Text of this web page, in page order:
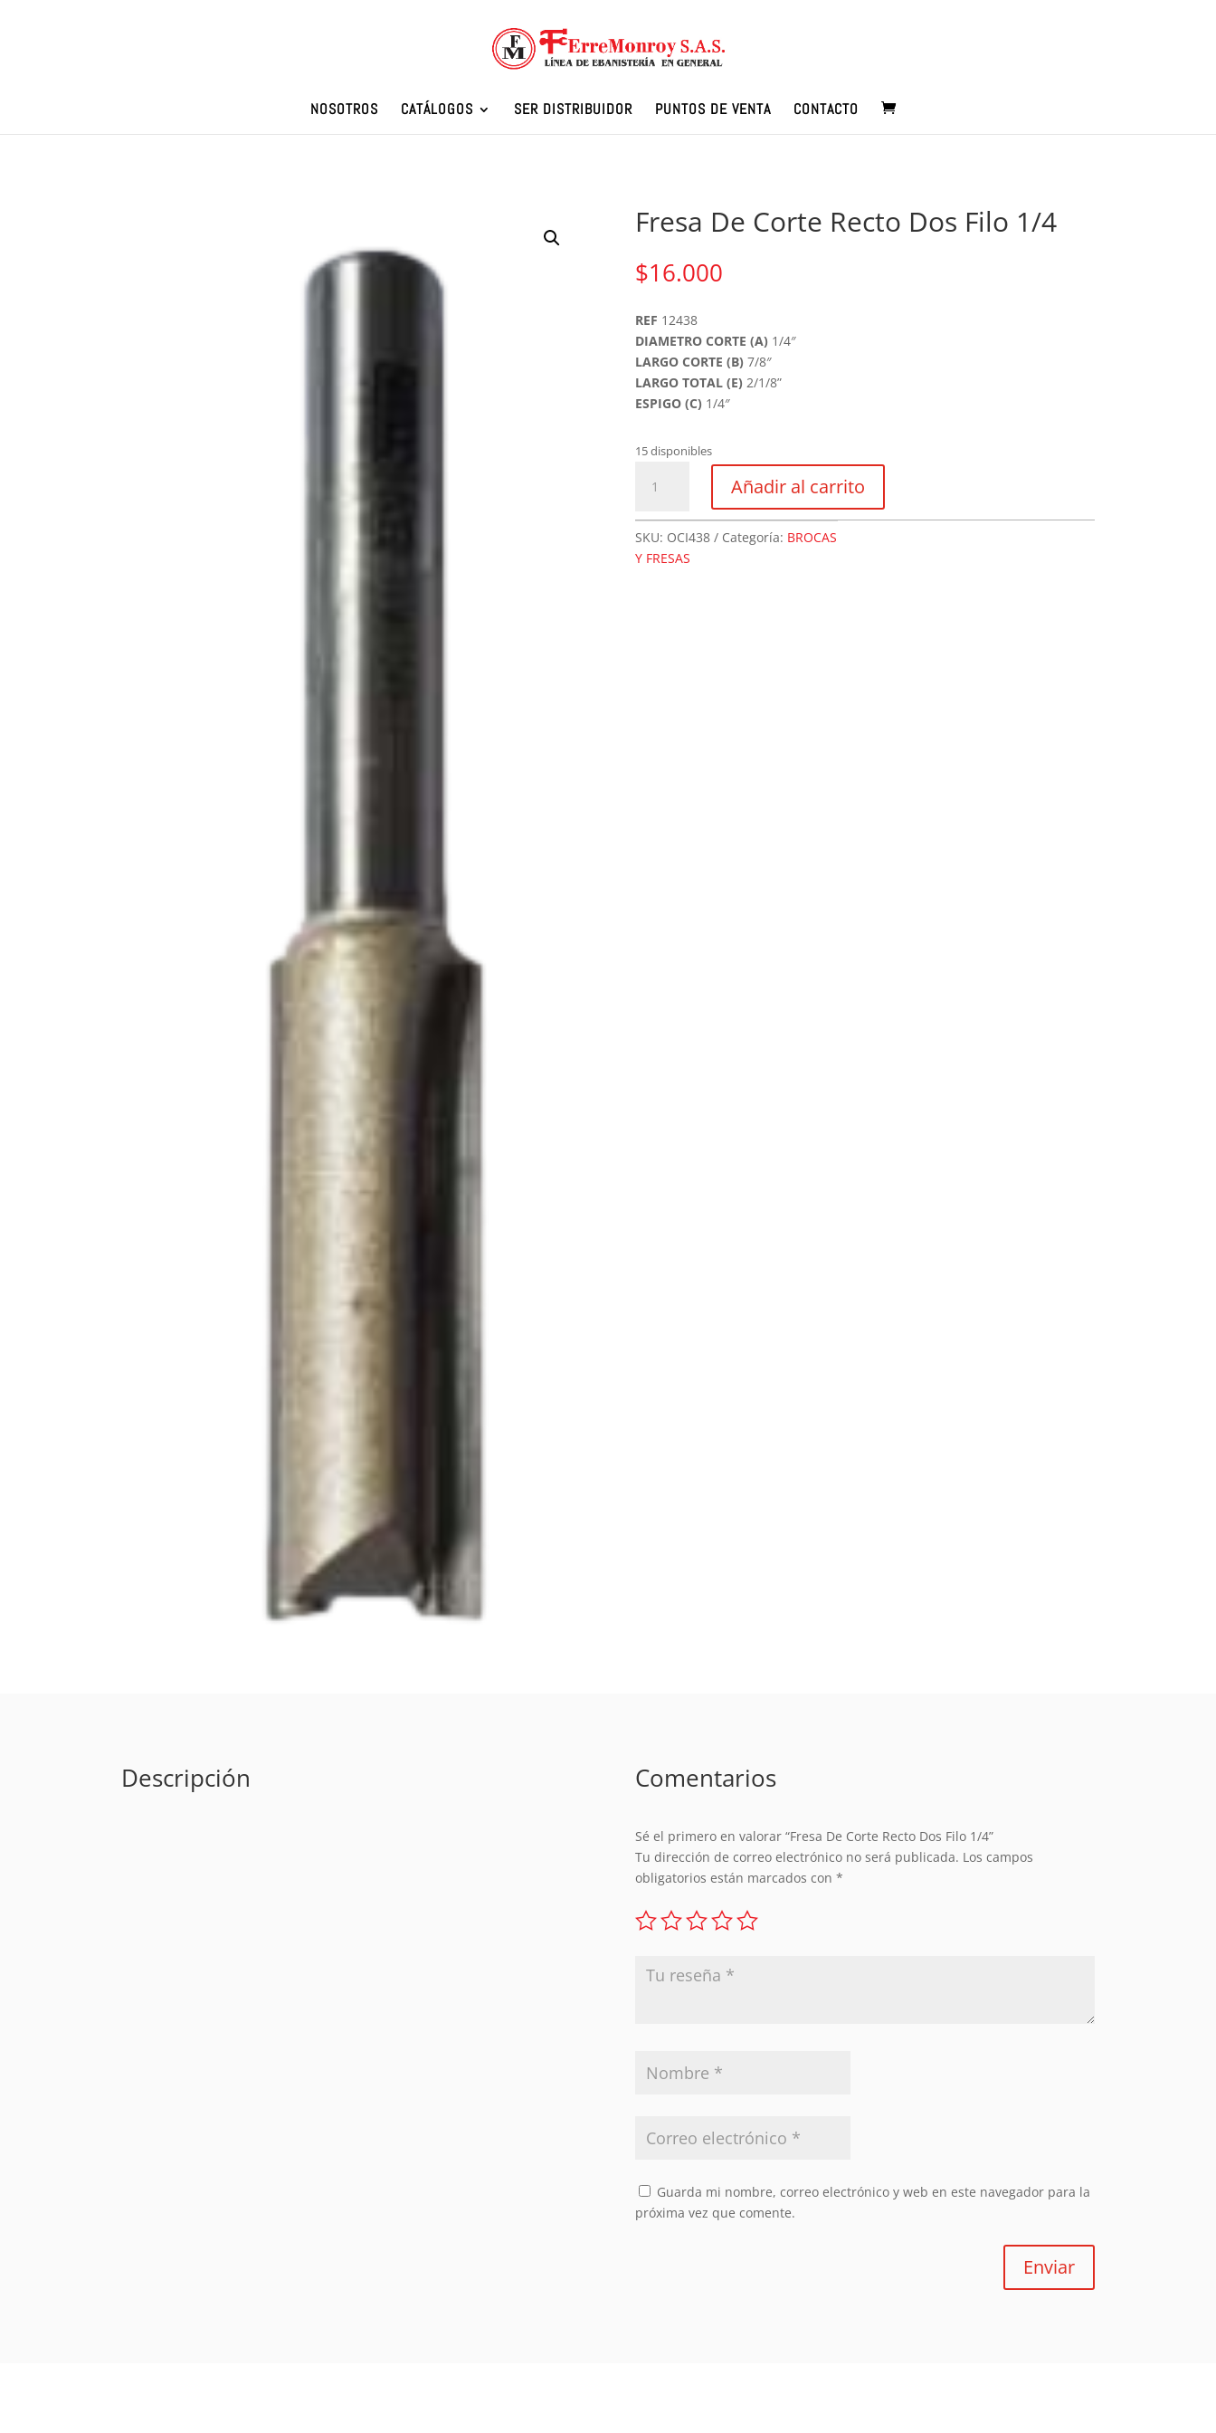
NOSOTROS CATÁLOGOS SER DISTRIBUIDOR PUNTOS DE VENTA CONTACTO
Fresa De Corte Recto Dos Filo 1/4
$16.000
REF 12438
DIAMETRO CORTE (A) 1/4″
LARGO CORTE (B) 7/8″
LARGO TOTAL (E) 2/1/8”
ESPIGO (C) 1/4″
15 disponibles
Recto
Dos
Añadir al carrito
SKU: OCI438 Categoría: BROCAS
Y FRESAS
Descripción Comentarios
Sé el primero en valorar “Fresa De Corte Recto Dos Filo 1/4”
Tu dirección de correo electrónico no será publicada. Los campos
obligatorios están marcados con *
Guarda mi nombre, correo electrónico y web en este navegador para la
próxima vez que comente.
Enviar